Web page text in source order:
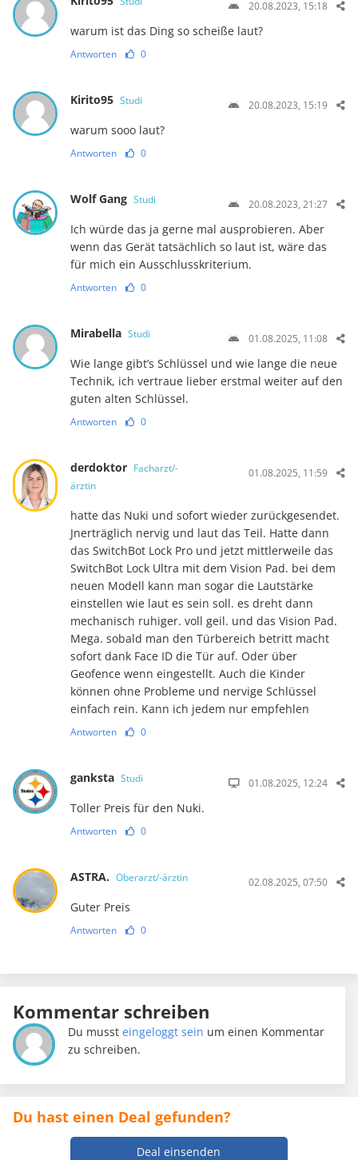
20.08.2023, 15:18
warum ist das Ding so scheiße laut?
Antworten 0
Kirito95 Studi 20.08.2023, 15:19
warum sooo laut?
Antworten 0
Wolf Gang Studi 20.08.2023, 21:27
Ich würde das ja gerne mal ausprobieren. Aber
wenn das Gerät tatsächlich so laut ist, wäre das
für mich ein Ausschlusskriterium.
Antworten 0
Mirabella Studi 01.08.2025, 11:08
Wie lange gibt’s Schlüssel und wie lange die neue
Technik, ich vertraue lieber erstmal weiter auf den
guten alten Schlüssel.
Antworten 0
derdoktor Facharzt/-
ärztin
01.08.2025, 11:59
hatte das Nuki und sofort wieder zurückgesendet.
Jnerträglich nervig und laut das Teil. Hatte dann
das SwitchBot Lock Pro und jetzt mittlerweile das
SwitchBot Lock Ultra mit dem Vision Pad. bei dem
neuen Modell kann man sogar die Lautstärke
einstellen wie laut es sein soll. es dreht dann
mechanisch ruhiger. voll geil. und das Vision Pad.
Mega. sobald man den Türbereich betritt macht
sofort dank Face ID die Tür auf. Oder über
Geofence wenn eingestellt. Auch die Kinder
können ohne Probleme und nervige Schlüssel
einfach rein. Kann ich jedem nur empfehlen
Antworten 0
ganksta Studi 01.08.2025, 12:24
Toller Preis für den Nuki.
Antworten 0
ASTRA. Oberarzt/-ärztin 02.08.2025, 07:50
Guter Preis
Antworten 0
Kommentar schreiben
Du mussteingeloggt sein um einen Kommentar
zu schreiben.
Du hast einen Deal gefunden?
Deal einsenden